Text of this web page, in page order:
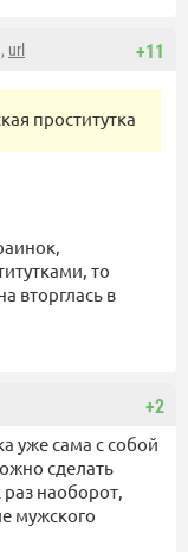
+11
url
проститутка
то
вторглась в
+2
уже сама с собой
сделать
наоборот,
мужского